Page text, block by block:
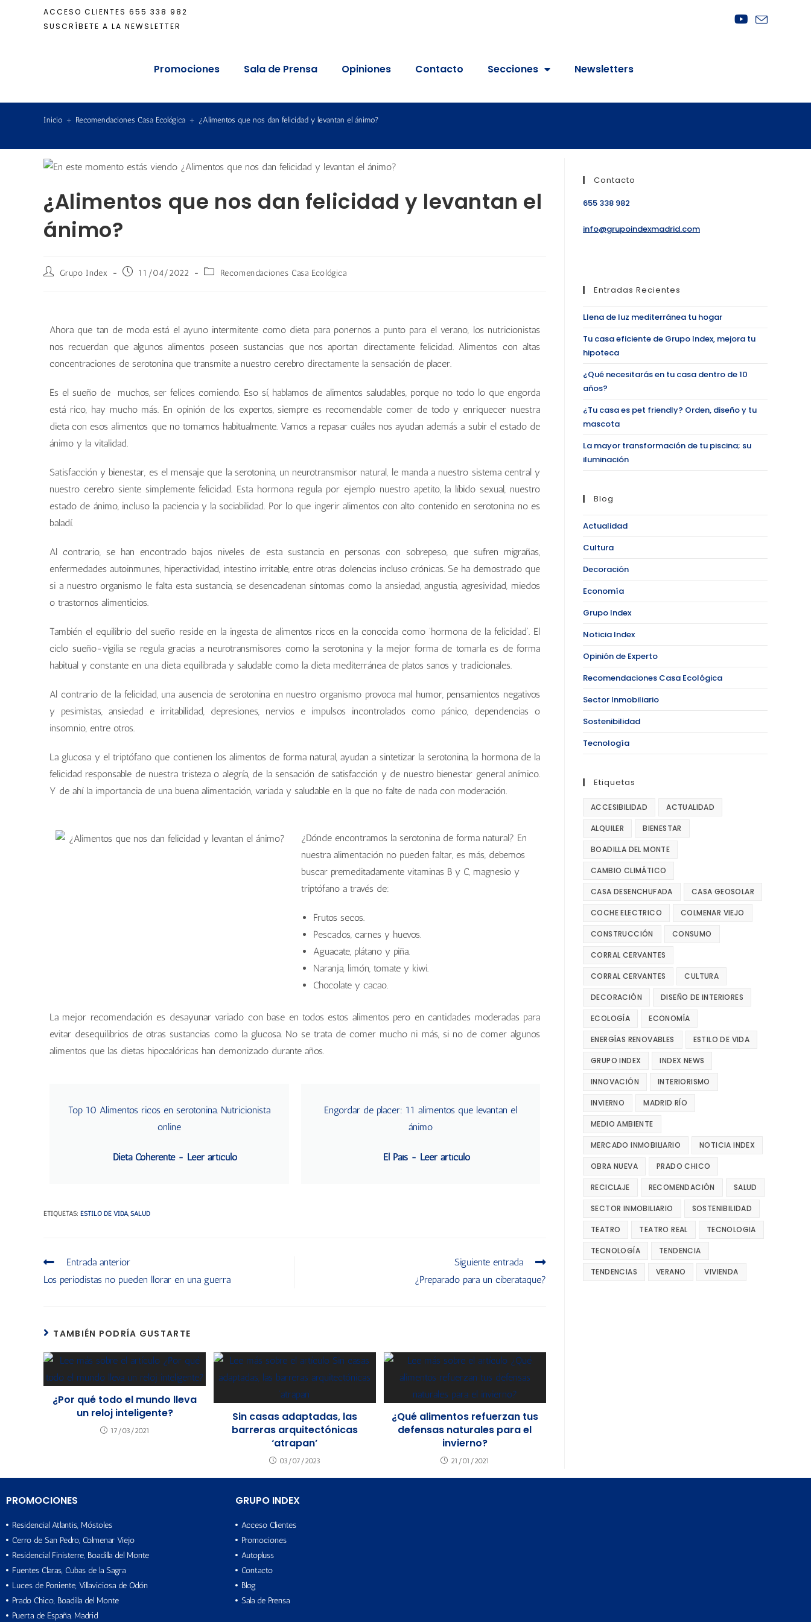
ACCESO CLIENTES 655 338 982
SUSCRÍBETE A LA NEWSLETTER
Promociones Sala de Prensa Opiniones Contacto Secciones Newsletters
Inicio + Recomendaciones Casa Ecológica + ¿Alimentos que nos dan felicidad y levantan el ánimo?
¿Alimentos que nos dan felicidad y levantan el
ánimo?
Grupo Index 11/04/2022 Recomendaciones Casa Ecológica
Ahora que tan de moda está el ayuno intermitente como dieta para ponernos a punto para el verano, los nutricionistas
nos recuerdan que algunos alimentos poseen sustancias que nos aportan directamente felicidad. Alimentos con altas
concentraciones de serotonina que transmite a nuestro cerebro directamente la sensación de placer.
Es el sueño de muchos, ser felices comiendo. Eso sí, hablamos de alimentos saludables, porque no todo lo que engorda
está rico, hay mucho más. En opinión de los expertos, siempre es recomendable comer de todo y enriquecer nuestra
dieta con esos alimentos que no tomamos habitualmente. Vamos a repasar cuáles nos ayudan además a subir el estado de
ánimo y la vitalidad.
Satisfacción y bienestar, es el mensaje que la serotonina, un neurotransmisor natural, le manda a nuestro sistema central y
nuestro cerebro siente simplemente felicidad. Esta hormona regula por ejemplo nuestro apetito, la líbido sexual, nuestro
estado de ánimo, incluso la paciencia y la sociabilidad. Por lo que ingerir alimentos con alto contenido en serotonina no es
baladí.
Al contrario, se han encontrado bajos niveles de esta sustancia en personas con sobrepeso, que sufren migrañas,
enfermedades autoinmunes, hiperactividad, intestino irritable, entre otras dolencias incluso crónicas. Se ha demostrado que
si a nuestro organismo le falta esta sustancia, se desencadenan síntomas como la ansiedad, angustia, agresividad, miedos
o trastornos alimenticios.
También el equilibrio del sueño reside en la ingesta de alimentos ricos en la conocida como ‘hormona de la felicidad’. El
ciclo sueño-vigilia se regula gracias a neurotransmisores como la serotonina y la mejor forma de tomarla es de forma
habitual y constante en una dieta equilibrada y saludable como la dieta mediterránea de platos sanos y tradicionales.
Al contrario de la felicidad, una ausencia de serotonina en nuestro organismo provoca mal humor, pensamientos negativos
y pesimistas, ansiedad e irritabilidad, depresiones, nervios e impulsos incontrolados como pánico, dependencias o
insomnio, entre otros.
La glucosa y el triptófano que contienen los alimentos de forma natural, ayudan a sintetizar la serotonina, la hormona de la
felicidad responsable de nuestra tristeza o alegría, de la sensación de satisfacción y de nuestro bienestar general anímico.
Y de ahí la importancia de una buena alimentación, variada y saludable en la que no falte de nada con moderación.
¿Dónde encontramos la serotonina de forma natural? En
nuestra alimentación no pueden faltar, es más, debemos
buscar premeditadamente vitaminas B y C, magnesio y
triptófano a través de:
Frutos secos.
Pescados, carnes y huevos.
Aguacate, plátano y piña.
Naranja, limón, tomate y kiwi.
Chocolate y cacao.
La mejor recomendación es desayunar variado con base en todos estos alimentos pero en cantidades moderadas para
evitar desequilibrios de otras sustancias como la glucosa. No se trata de comer mucho ni más, si no de comer algunos
alimentos que las dietas hipocalóricas han demonizado durante años.
Top 10 Alimentos ricos en serotonina. Nutricionista
online
Dieta Coherente - Leer artículo
Engordar de placer: 11 alimentos que levantan el
ánimo
El País - Leer artículo
ETIQUETAS: ESTILO DE VIDA, SALUD
Entrada anterior
Los periodistas no pueden llorar en una guerra
Siguiente entrada
¿Preparado para un ciberataque?
TAMBIÉN PODRÍA GUSTARTE
¿Por qué todo el mundo lleva
un reloj inteligente?
17/03/2021
Sin casas adaptadas, las
barreras arquitectónicas
‘atrapan’
03/07/2023
¿Qué alimentos refuerzan tus
defensas naturales para el
invierno?
21/01/2021
Contacto
655 338 982
info@grupoindexmadrid.com
Entradas Recientes
Llena de luz mediterránea tu hogar
Tu casa eficiente de Grupo Index, mejora tu
hipoteca
¿Qué necesitarás en tu casa dentro de 10
años?
¿Tu casa es pet friendly? Orden, diseño y tu
mascota
La mayor transformación de tu piscina; su
iluminación
Blog
Actualidad
Cultura
Decoración
Economía
Grupo Index
Noticia Index
Opinión de Experto
Recomendaciones Casa Ecológica
Sector Inmobiliario
Sostenibilidad
Tecnología
Etiquetas
ACCESIBILIDAD ACTUALIDAD
ALQUILER BIENESTAR
BOADILLA DEL MONTE
CAMBIO CLIMÁTICO
CASA DESENCHUFADA CASA GEOSOLAR
COCHE ELECTRICO COLMENAR VIEJO
CONSTRUCCIÓN CONSUMO
CORRAL CERVANTES
CORRAL CERVANTES CULTURA
DECORACIÓN DISEÑO DE INTERIORES
ECOLOGÍA ECONOMÍA
ENERGÍAS RENOVABLES ESTILO DE VIDA
GRUPO INDEX INDEX NEWS
INNOVACIÓN INTERIORISMO
INVIERNO MADRID RÍO
MEDIO AMBIENTE
MERCADO INMOBILIARIO NOTICIA INDEX
OBRA NUEVA PRADO CHICO
RECICLAJE RECOMENDACIÓN SALUD
SECTOR INMOBILIARIO SOSTENIBILIDAD
TEATRO TEATRO REAL TECNOLOGIA
TECNOLOGÍA TENDENCIA
TENDENCIAS VERANO VIVIENDA
PROMOCIONES
Residencial Atlantis, Móstoles
Cerro de San Pedro, Colmenar Viejo
Residencial Finisterre, Boadilla del Monte
Fuentes Claras, Cubas de la Sagra
Luces de Poniente, Villaviciosa de Odón
Prado Chico, Boadilla del Monte
Puerta de España, Madrid
GRUPO INDEX
Acceso Clientes
Promociones
Autopluss
Contacto
Blog
Sala de Prensa